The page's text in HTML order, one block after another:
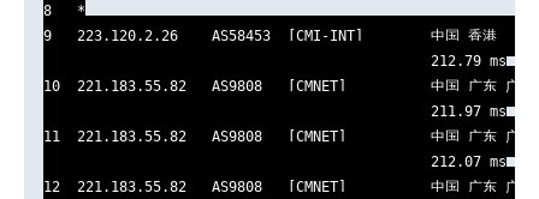
8   *
9   223.120.2.26    AS58453  [CMI-INT]        中国 香港
                                              212.79 ms
10  221.183.55.82   AS9808   [CMNET]          中国 广东 广
                                              211.97 ms
11  221.183.55.82   AS9808   [CMNET]          中国 广东 广
                                              212.07 ms
12  221.183.55.82   AS9808   [CMNET]          中国 广东 广